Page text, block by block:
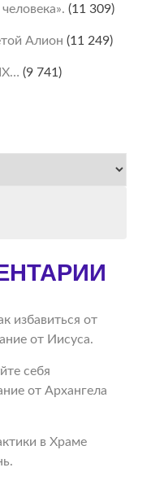
(11 309)
Алион (11 249)
(9 741)
избавиться от
от Иисуса.
себя
от Архангела
в Храме